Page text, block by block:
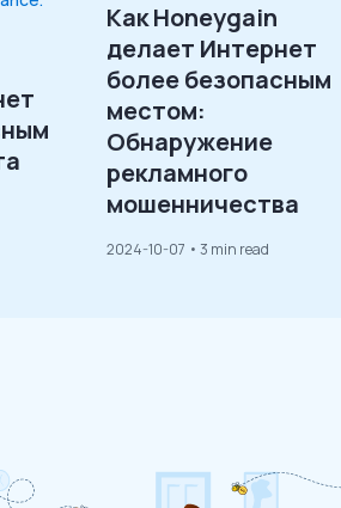
Как Honeygain
делает Интернет
более безопасным
местом:
Обнаружение
рекламного
мошенничества
2024-10-07 • 3 min read